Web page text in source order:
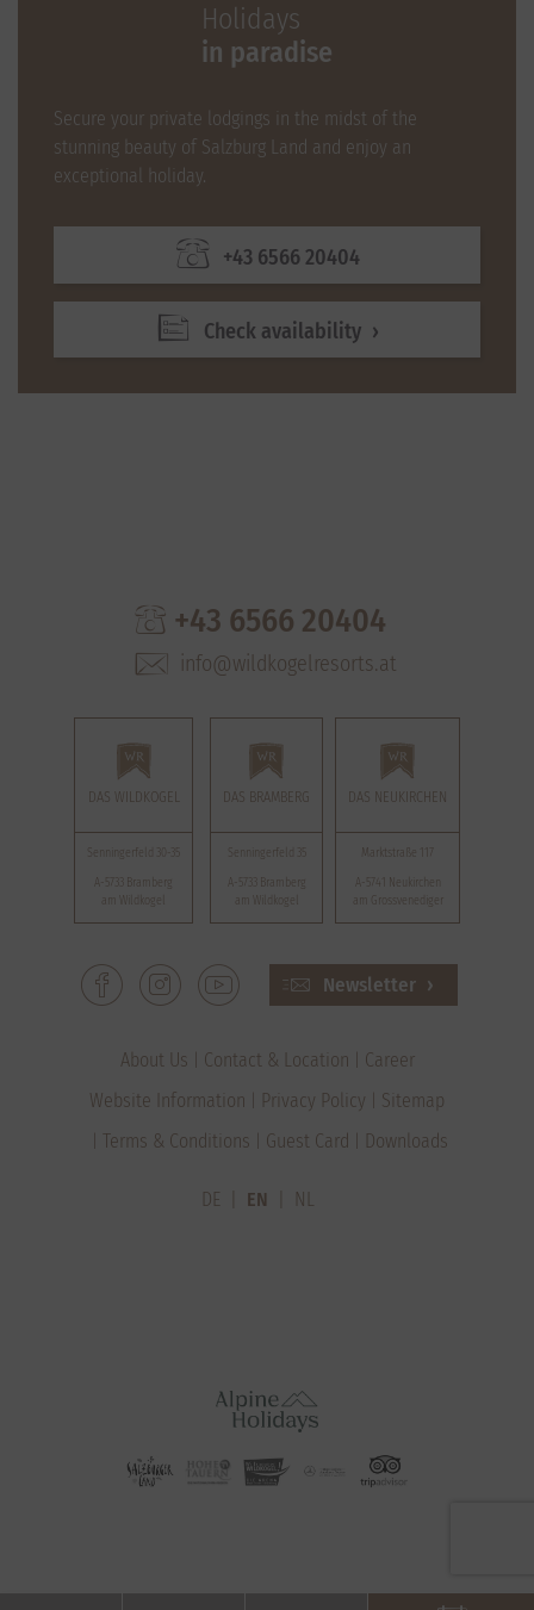
Holidays
in paradise
Secure your private lodgings in the midst of the
stunning beauty of Salzburg Land and enjoy an
exceptional holiday.
+43 6566 20404
Check availability
+43 6566 20404
info@wildkogelresorts.at
DAS WILDKOGEL
Senningerfeld 30-35
A-5733 Bramberg
am Wildkogel
DAS BRAMBERG
Senningerfeld 35
A-5733 Bramberg
am Wildkogel
DAS NEUKIRCHEN
Marktstraße 117
A-5741 Neukirchen
am Grossvenediger
Newsletter
About Us Contact & Location
Career
Website Information
Privacy Policy
Sitemap
Terms & Conditions
Guest Card Downloads
DE EN NL